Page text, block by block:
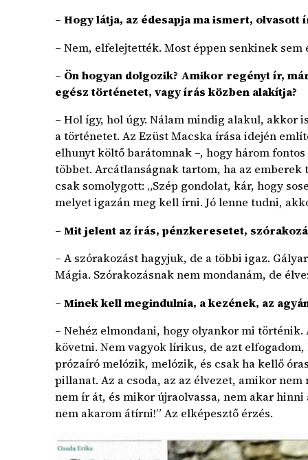
– Hogy látja, az édesapja ma ismert, olvasott
– Nem, elfelejtették. Most éppen senkinek sem
– Ön hogyan dolgozik? Amikor regényt ír,
egész történetet, vagy írás közben alakítja?
– Hol így, hol úgy. Nálam mindig alakul, akkor
a történetet. Az Ezüst Macska írása idején
elhunyt költő barátomnak –, hogy három
többet. Arcátlanságnak tartom, ha az
csak somolygott: „Szép gondolat, kár, hogy
melyet igazán meg kell írni. Jó lenne tudni,
– Mit jelent az írás, pénzkeresetet,
– A szórakozást hagyjuk, de a többi igaz.
Mágia. Szórakozásnak nem mondanám, de
– Minek kell megindulnia, a kezének, az
– Nehéz elmondani, hogy olyankor mi történik.
követni. Nem vagyok lírikus, de azt
prózaíró melózik, melózik, és csak ha kellő
pillanat. Az a csoda, az az élvezet, amikor
nem ír át, és mikor újraolvassa, nem akar hinni
nem akarom átírni!” Az elképesztő érzés.